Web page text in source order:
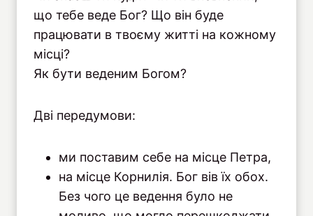
що тебе веде Бог? Що він буде
працювати в твоєму житті на кожному
місці?
Як бути веденим Богом?
Дві передумови:
ми поставим себе на місце Петра,
на місце Корнилія. Бог вів їх обох.
Без чого це ведення було не